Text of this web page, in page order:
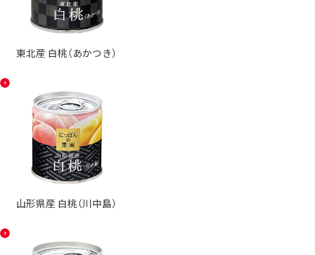
東北産 白桃（あかつき）
山形県産 白桃（川中島）